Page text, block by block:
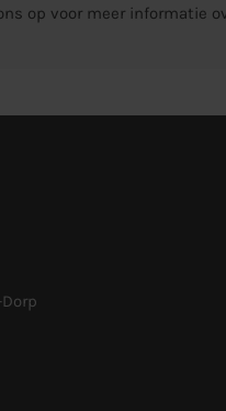
op voor meer informatie